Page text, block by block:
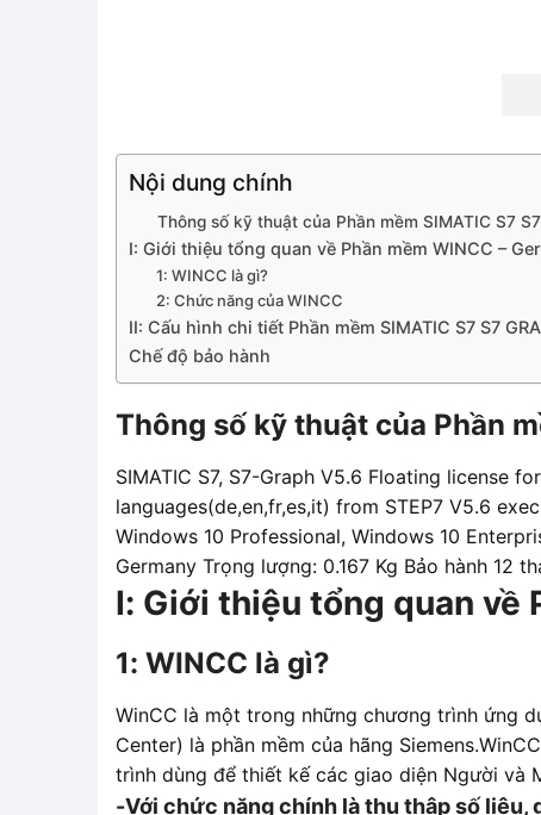
Nội dung chính
Thông số kỹ thuật của Phần mềm SIMATIC S7
I: Giới thiệu tổng quan về Phần mềm WINCC –
1: WINCC là gì?
2: Chức năng của WINCC
II: Cấu hình chi tiết Phần mềm SIMATIC S7 S7
Chế độ bảo hành
Thông số kỹ thuật của Phần
SIMATIC S7, S7-Graph V5.6 Floating license
languages(de,en,fr,es,it) from STEP7 V5.6
Windows 10 Professional, Windows 10
Germany Trọng lượng: 0.167 Kg Bảo hành 12
I: Giới thiệu tổng quan về
1: WINCC là gì?
WinCC là một trong những chương trình ứng
Center) là phần mềm của hãng
trình dùng để thiết kế các giao diện Người và
-Với chức năng chính là thu thập số liệu,